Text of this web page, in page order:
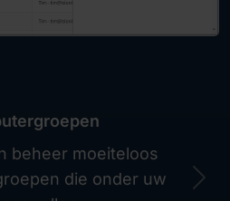
beheer moeiteloos
die onder uw